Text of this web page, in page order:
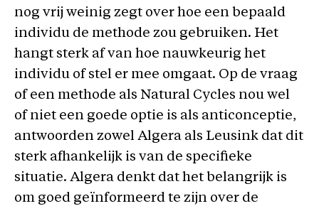
nog vrij weinig zegt over hoe een bepaald
individu de methode zou gebruiken. Het
hangt sterk af van hoe nauwkeurig het
individu of stel er mee omgaat. Op de vraag
of een methode als Natural Cycles nou wel
of niet een goede optie is als anticonceptie,
antwoorden zowel Algera als Leusink dat dit
sterk afhankelijk is van de specifieke
situatie. Algera denkt dat het belangrijk is
om goed geïnformeerd te zijn over de